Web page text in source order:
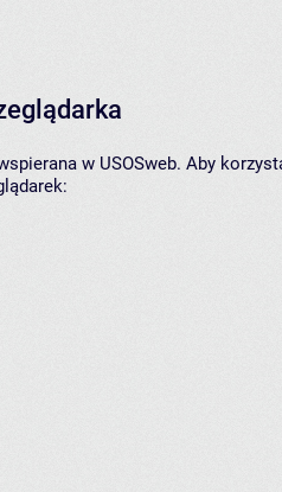
w USOSweb. Aby